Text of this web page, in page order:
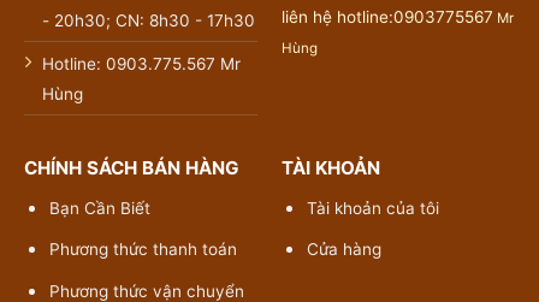
- 20h30; CN: 8h30 - 17h30
Hotline: 0903.775.567 Mr
Hùng
liên hệ hotline:0903775567 Mr
Hùng
CHÍNH SÁCH BÁN HÀNG
Bạn Cần Biết
Phương thức thanh toán
Phương thức vận chuyển
TÀI KHOẢN
Tài khoản của tôi
Cửa hàng